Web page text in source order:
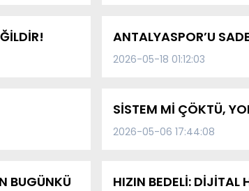
ANTALYASPOR’U
2026-05-18 01:12:03
SİSTEM Mİ ÇÖKTÜ,
2026-05-06 17:44:08
BUGÜNKÜ
HIZIN BEDELİ: DİJİTAL